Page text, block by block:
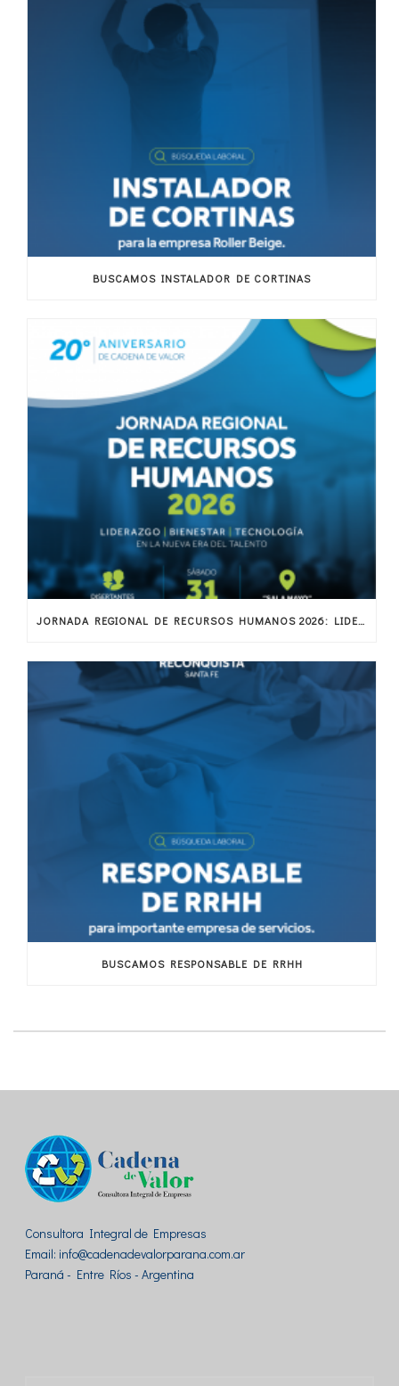
BUSCAMOS INSTALADOR DE CORTINAS
JORNADA REGIONAL DE RECURSOS HUMANOS 2026: LIDERAZGO, BIENESTAR Y TECNOLOGÍA EN LA NUEVA ERA DEL TALENTO
BUSCAMOS RESPONSABLE DE RRHH
Consultora Integral de Empresas
Email: info@cadenadevalorparana.com.ar
Paraná - Entre Ríos - Argentina